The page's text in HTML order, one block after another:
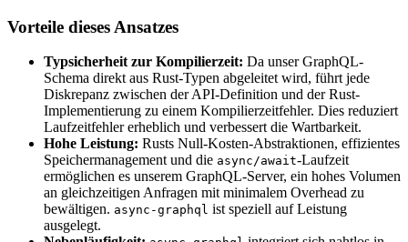
Vorteile dieses Ansatzes
Typsicherheit zur Kompilierzeit: Da unser GraphQL-
Schema direkt aus Rust-Typen abgeleitet wird, führt jede
Diskrepanz zwischen der API-Definition und der Rust-
Implementierung zu einem Kompilierzeitfehler. Dies reduziert
Laufzeitfehler erheblich und verbessert die Wartbarkeit.
Hohe Leistung: Rusts Null-Kosten-Abstraktionen, effizientes
Speichermanagement und die async/await-Laufzeit
ermöglichen es unserem GraphQL-Server, ein hohes Volumen
an gleichzeitigen Anfragen mit minimalem Overhead zu
bewältigen. async-graphql ist speziell auf Leistung
ausgelegt.